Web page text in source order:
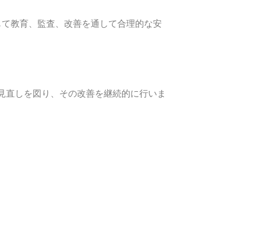
教育、監査、改善を通して合理的な安
しを図り、その改善を継続的に行いま